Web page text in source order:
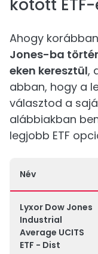
kötött
Ahogy
Jones-ba
eken keresztül,
abban, hogy a
választod a
alábbiakban
legjobb ETF
Név
Lyxor Dow Jones
Industrial
Average UCITS
ETF - Dist